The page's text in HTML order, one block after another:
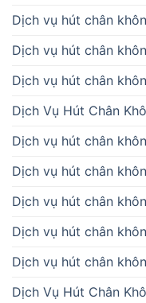
Dịch vụ hút chân
Dịch vụ hút chân
Dịch vụ hút chân
Dịch Vụ Hút Chân
Dịch vụ hút chân
Dịch vụ hút chân
Dịch vụ hút chân
Dịch vụ hút chân
Dịch vụ hút chân
Dịch Vụ Hút Chân